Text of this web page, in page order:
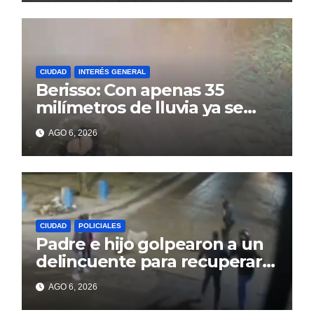
CIUDAD INTERÉS GENERAL
Berisso: Con apenas 35
milímetros de lluvia ya se
sienten los problemas
AGO 6, 2026
CIUDAD POLICIALES
Padre e hijo golpearon a un
delincuente para recuperar
un celular robado en Berisso
AGO 6, 2026